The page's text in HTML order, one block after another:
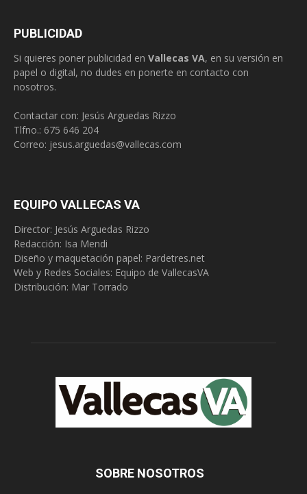
PUBLICIDAD
Si quieres poner publicidad en Vallecas VA, en su versión en
papel o digital, no dudes en ponerte en contacto con
nosotros.
Contactar con: Jesús Arguedas Rizzo
Tlfno.: 675 646 204
Correo: jesus.arguedas@vallecas.com
EQUIPO VALLECAS VA
Director: Jesús Arguedas Rizzo
Redacción: Isa Mendi
Diseño y maquetación papel: Pardetres.net
Web y Redes Sociales: Equipo de VallecasVA
Distribución: Mar Torrado
SOBRE NOSOTROS